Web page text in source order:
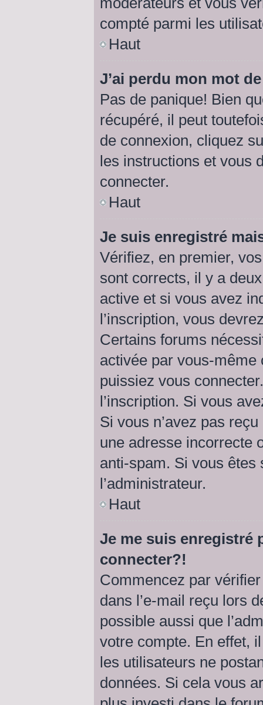
compté parmi les
Haut
J’ai perdu mon mot
Pas de panique! Bien
récupéré, il peut
de connexion, cliquez
les instructions et vous
connecter.
Haut
Je suis enregistré
Vérifiez, en premier,
sont corrects, il y a
active et si vous avez
l’inscription, vous
Certains forums
activée par vous-même
puissiez vous
l’inscription. Si vous
Si vous n’avez pas
une adresse incorrecte
anti-spam. Si vous êtes
l’administrateur.
Haut
Je me suis enregistré
connecter?!
Commencez par
dans l’e-mail reçu lors
possible aussi que
votre compte. En effet,
les utilisateurs ne
données. Si cela vous